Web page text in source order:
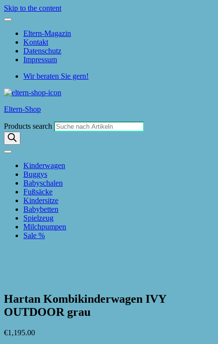
Skip to the content
Eltern-Magazin
Kontakt
Datenschutz
Impressum
Wir beraten Sie gern!
Eltern-Shop
Products search
Kinderwagen
Buggys
Babyschalen
Fußsäcke
Kindersitze
Babybetten
Spielzeug
Milchpumpen
Sale %
Hartan Kombikinderwagen IVY
OUTDOOR grau
€1,195.00